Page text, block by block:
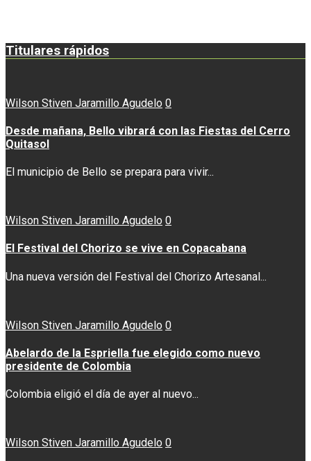
Titulares rápidos
Wilson Stiven Jaramillo Agudelo 0
Desde mañana, Bello vibrará con las Fiestas del Cerro
Quitasol
El municipio de Bello se prepara para vivir...
Wilson Stiven Jaramillo Agudelo 0
El Festival del Chorizo se vive en Copacabana
Una nueva versión del Festival del Chorizo Artesanal...
Wilson Stiven Jaramillo Agudelo 0
Abelardo de la Espriella fue elegido como nuevo
presidente de Colombia
Colombia eligió el día de ayer al nuevo...
Wilson Stiven Jaramillo Agudelo 0